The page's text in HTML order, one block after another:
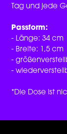
Tag und jede
Passform:
- Länge: 34 cm
- Breite: 1,5 cm
-
-
*Die Dose ist